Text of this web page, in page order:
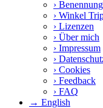
›
› Winkel
› Lizenzen
› Über mich
› Impressum
›
› Cookies
› Feedback
› FAQ
→ English